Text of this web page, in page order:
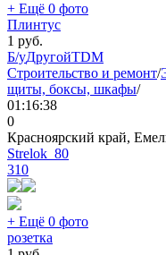
+ Ещё 0 фото
Плинтус
1 руб.
Б/уДругойTDM
Строительство и ремонт/
щиты, боксы, шкафы/
01:16:38
0
Красноярский край,
Strelok_80
310
+ Ещё 0 фото
розетка